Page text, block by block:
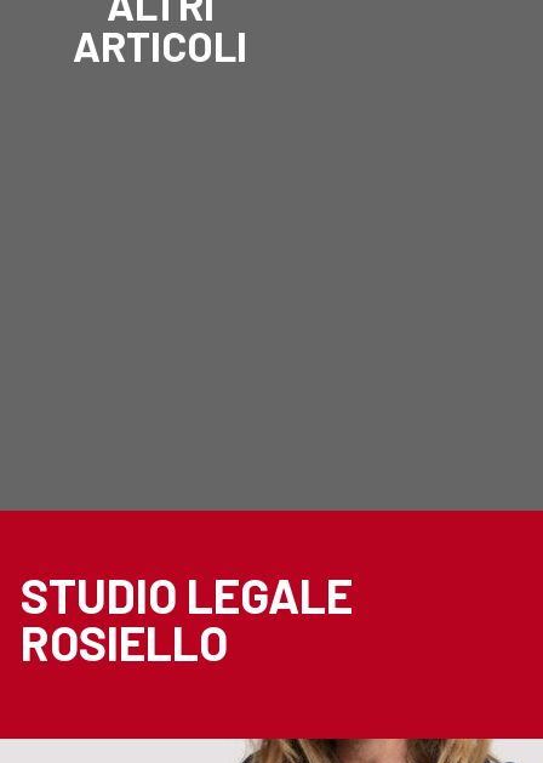
ARTICOLI
STUDIO LEGALE
ROSIELLO